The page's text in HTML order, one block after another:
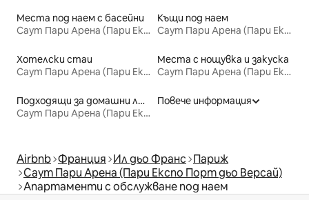
Места под наем с басейни
Саут Пари Арена (Пари Експо Порт дьо Версай)
Къщи под наем
Саут Пари Арена (Пари Експо Порт дьо Версай)
Хотелски стаи
Саут Пари Арена (Пари Експо Порт дьо Версай)
Места с нощувка и закуска
Саут Пари Арена (Пари Експо Порт дьо Версай)
Подходящи за домашни любимци места под наем
Саут Пари Арена (Пари Експо Порт дьо Версай)
Повече информация
Airbnb Франция Ил дьо Франс Париж
Саут Пари Арена (Пари Експо Порт дьо Версай)
Апартаменти с обслужване под наем